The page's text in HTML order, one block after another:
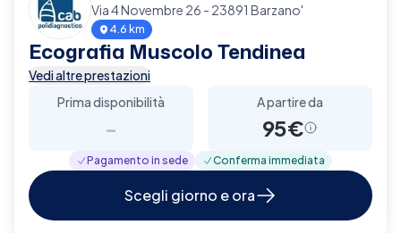
Via 4 Novembre 26 - 23891 Barzano'
4.6 km
Ecografia Muscolo Tendinea
Vedi altre prestazioni
Prima disponibilità
-
A partire da
95€
Pagamento in sede Conferma immediata
Scegli giorno e ora